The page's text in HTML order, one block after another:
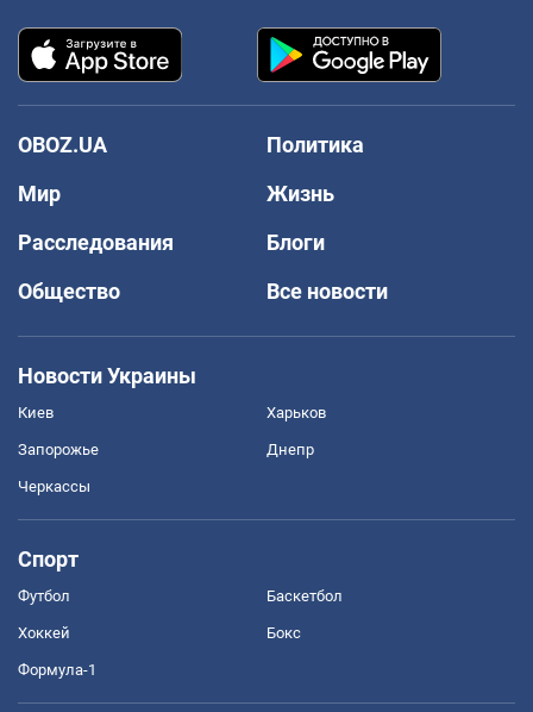
OBOZ.UA
Политика
Мир
Жизнь
Расследования
Блоги
Общество
Все новости
Новости Украины
Киев Харьков
Запорожье Днепр
Черкассы
Спорт
Футбол Баскетбол
Хоккей Бокс
Формула-1